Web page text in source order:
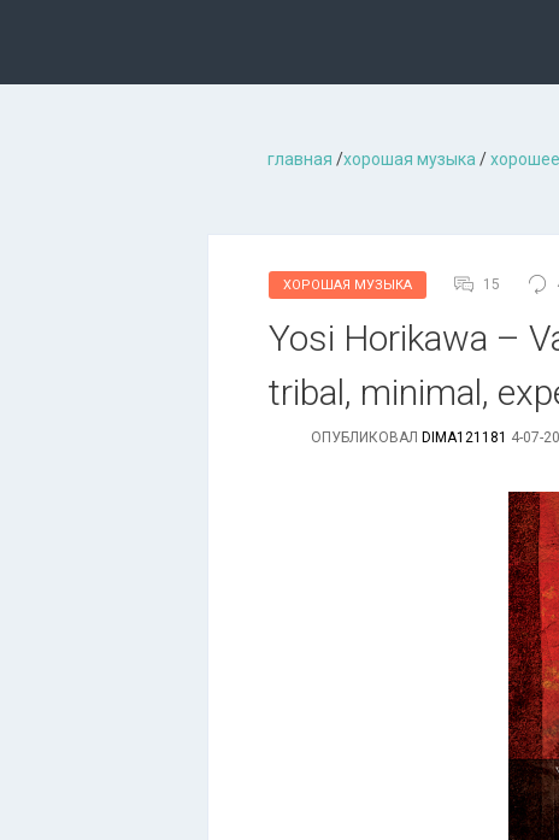
главная /хорошая музыкa /
ХОРОШАЯ МУЗЫКА 15
Yosi Horikawa –
tribal, minimal,
ОПУБЛИКОВАЛ DIMA121181 4-07-